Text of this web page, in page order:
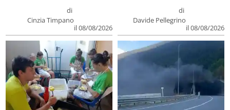
di
Cinzia Timpano
il 08/08/2026
di
Davide Pellegrino
il 08/08/2026